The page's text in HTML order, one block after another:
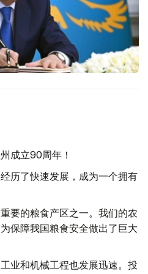
成立90周年！
历了快速发展，成为一个拥有
要的粮食产区之一。我们的农
保障我国粮食安全做出了巨大
业和机械工程也发展迅速。投